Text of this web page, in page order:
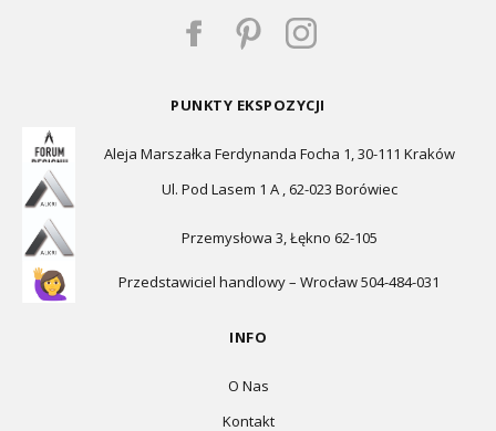
PUNKTY EKSPOZYCJI
Aleja Marszałka Ferdynanda Focha 1, 30-111 Kraków
Ul. Pod Lasem 1 A , 62-023 Borówiec
Przemysłowa 3, Łękno 62-105
Przedstawiciel handlowy – Wrocław 504-484-031
INFO
O Nas
Kontakt